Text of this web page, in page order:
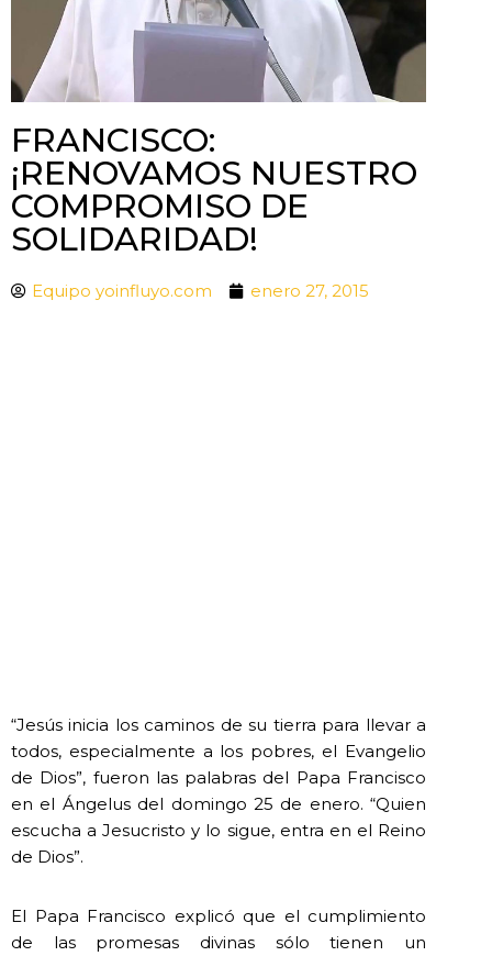
FRANCISCO:
¡RENOVAMOS NUESTRO
COMPROMISO DE
SOLIDARIDAD!
Equipo yoinfluyo.com enero 27, 2015
“Jesús inicia los caminos de su tierra para llevar a
todos, especialmente a los pobres, el Evangelio
de Dios”, fueron las palabras del Papa Francisco
en el Ángelus del domingo 25 de enero. “Quien
escucha a Jesucristo y lo sigue, entra en el Reino
de Dios”.
El Papa Francisco explicó que el cumplimiento
de las promesas divinas sólo tienen un